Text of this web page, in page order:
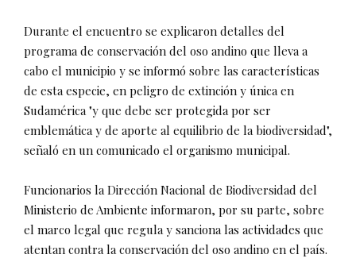
Durante el encuentro se explicaron detalles del
programa de conservación del oso andino que lleva a
cabo el municipio y se informó sobre las características
de esta especie, en peligro de extinción y única en
Sudamérica "y que debe ser protegida por ser
emblemática y de aporte al equilibrio de la biodiversidad",
señaló en un comunicado el organismo municipal.
Funcionarios la Dirección Nacional de Biodiversidad del
Ministerio de Ambiente informaron, por su parte, sobre
el marco legal que regula y sanciona las actividades que
atentan contra la conservación del oso andino en el país.